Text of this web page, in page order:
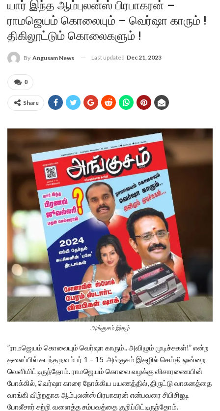
யார் இந்த ஆம்புலன்ஸ் பிரபாகரன் –
ராமஜெயம் கொலையும் – வெர்ஷா காரும் !
திகிலூட்டும் கொலைகளும் !
By Angusam News Last updated Dec 21, 2023
0
Share
அங்குசம் இதழ்
”ராமஜெயம் கொலையும் வெர்ஷா காரும்.. அவிழும் முடிச்சுகள்!” என்ற
தலைப்பில் கடந்த நவம்பர் 1 – 15 அங்குசம் இதழில் செய்தி ஒன்றை
வெளியிட்டிருந்தோம். ராமஜெயம் கொலை வழக்கு விசாரணையின்
போக்கில், வெர்ஷா காரை நோக்கிய பயணத்தில், திருட்டு வாகனத்தை
வாங்கி விற்றதாக ஆம்புலன்ஸ் பிரபாகரன் என்பவரை சிபிசிஐடி
போலீசார் சுற்றி வளைத்த சம்பவத்தை குறிப்பிட்டிருந்தோம்.